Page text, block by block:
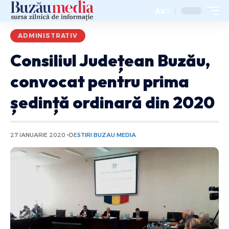
Aa
ADMINISTRATIV
Consiliul Județean Buzău,
convocat pentru prima
ședință ordinară din 2020
27 IANUARIE 2020 DESTIRI BUZAU MEDIA